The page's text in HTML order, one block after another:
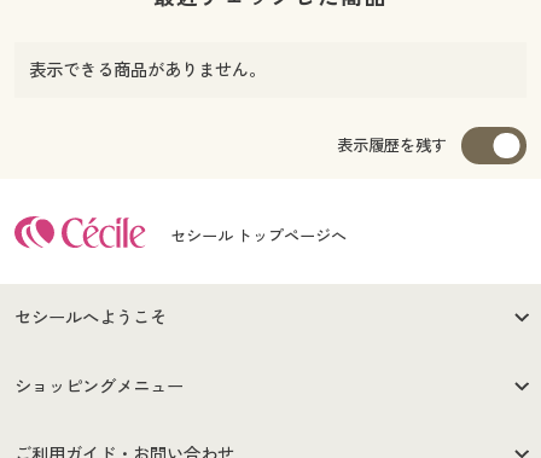
表示できる商品がありません。
表示履歴を残す
セシール トップページへ
セシールへようこそ
はじめての方へ
セシールご利用規約
ショッピングメニュー
商品カテゴリ